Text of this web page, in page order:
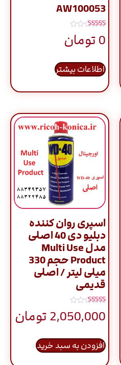
AW100053
نمره
5.00
از 5
0تومان
اطلاعات بیشتر
اسپری روان کننده
دبلیو دی 40 اصلی
مدل Multi Use
Product حجم 330
میلی لیتر / اصلی
قدیمی
نمره
5.00
از 5
2,050,000تومان
افزودن به سبد خرید